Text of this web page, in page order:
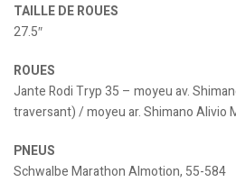
TAILLE DE ROUES
27.5″
ROUES
Jante Rodi Tryp 35 – moyeu av.
traversant) / moyeu ar. Shimano Alivio
PNEUS
Schwalbe Marathon Almotion, 55-584